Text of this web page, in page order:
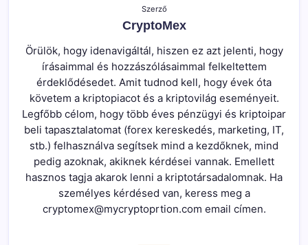
Szerző
CryptoMex
Örülök, hogy idenavigáltál, hiszen ez azt jelenti, hogy
írásaimmal és hozzászólásaimmal felkeltettem
érdeklődésedet. Amit tudnod kell, hogy évek óta
követem a kriptopiacot és a kriptovilág eseményeit.
Legfőbb célom, hogy több éves pénzügyi és kriptoipar
beli tapasztalatomat (forex kereskedés, marketing, IT,
stb.) felhasználva segítsek mind a kezdőknek, mind
pedig azoknak, akiknek kérdései vannak. Emellett
hasznos tagja akarok lenni a kriptotársadalomnak. Ha
személyes kérdésed van, keress meg a
cryptomex@mycryptoprtion.com email címen.